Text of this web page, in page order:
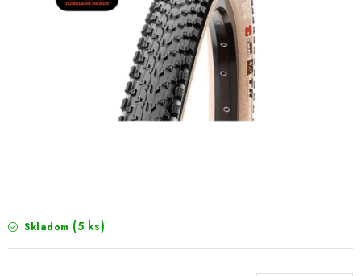
TABUĽKA VEĽKOSTÍ BICYKLOV
Skladom (5 ks)